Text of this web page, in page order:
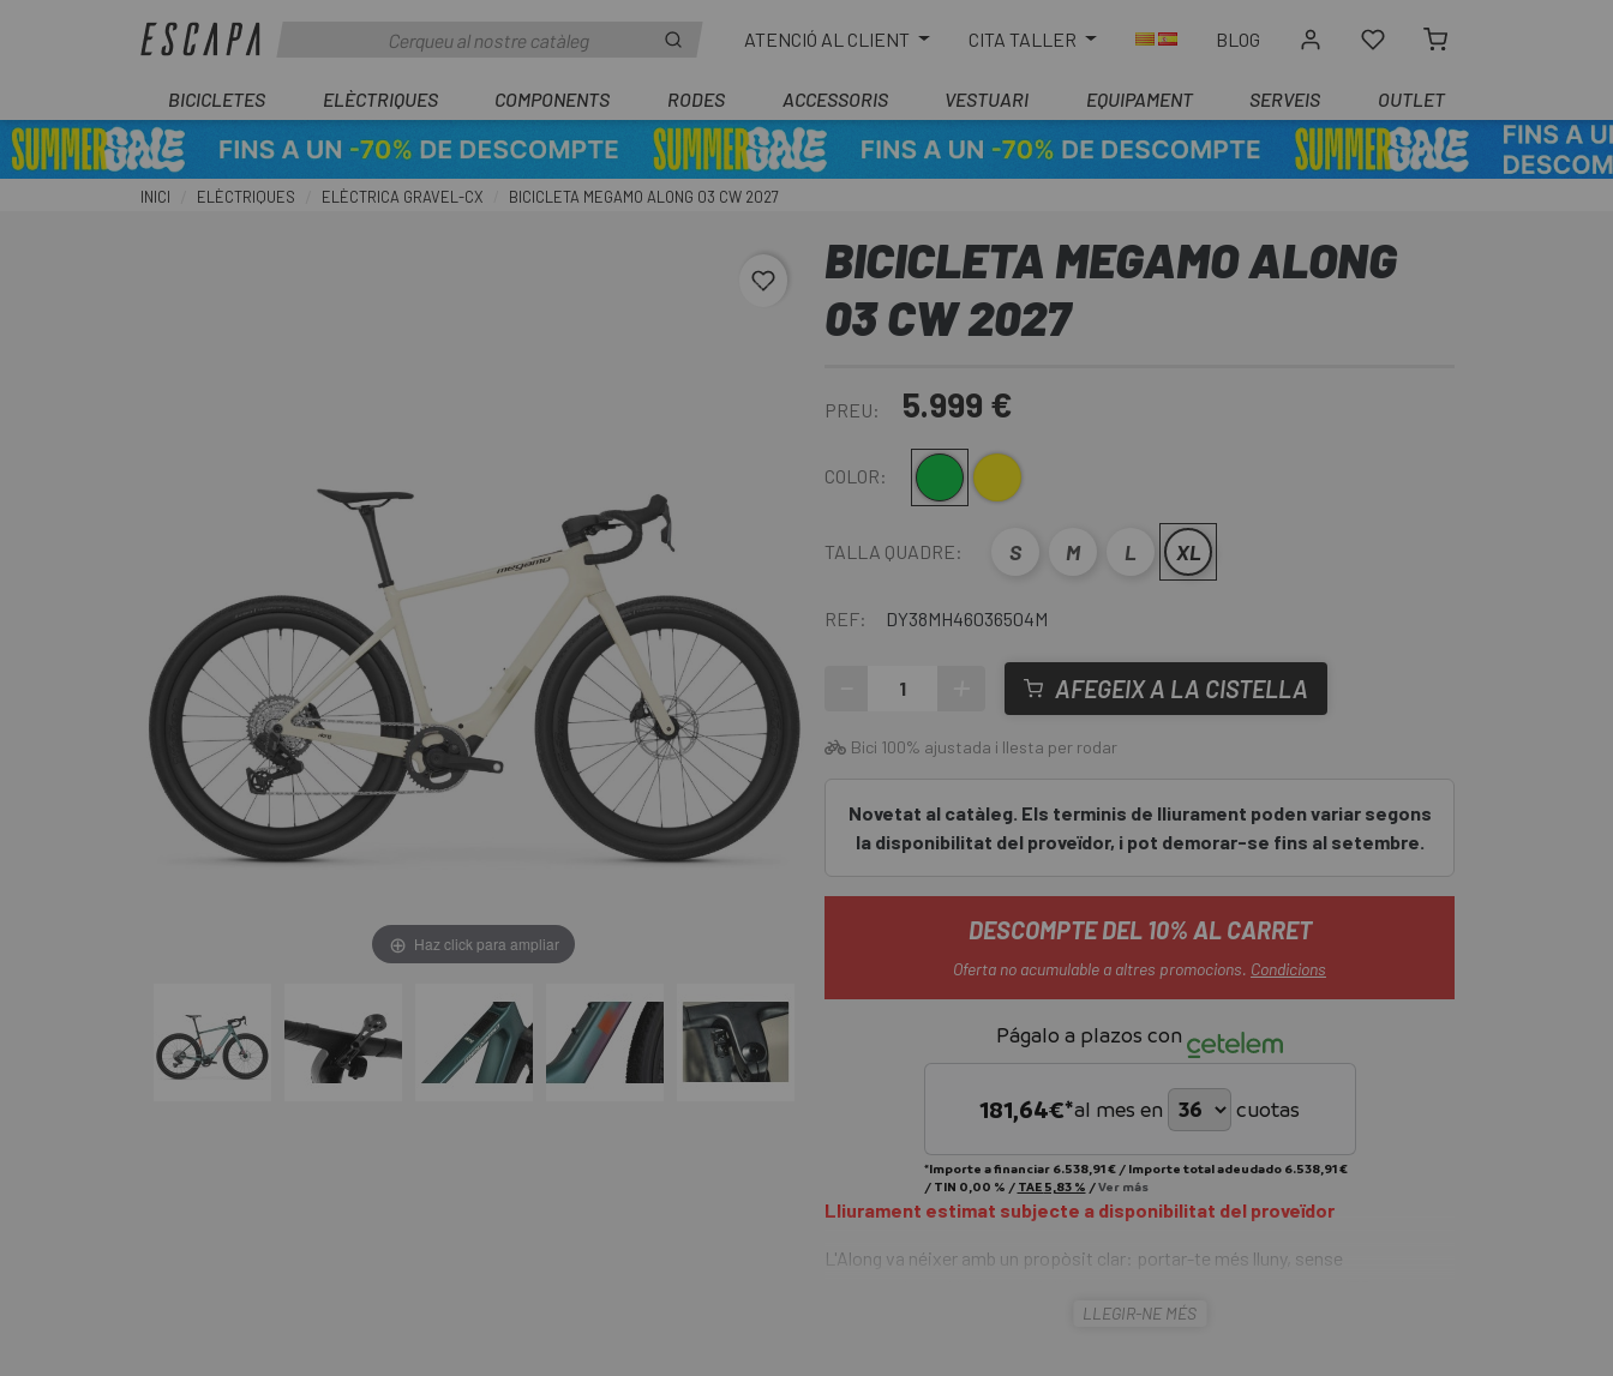
ATENCIÓ AL CLIENT CITA TALLER BLOG
BICICLETES ELÈCTRIQUES COMPONENTS RODES ACCESSORIS VESTUARI EQUIPAMENT SERVEIS OUTLET
INICI ELÈCTRIQUES ELÈCTRICA GRAVEL-CX BICICLETA MEGAMO ALONG 03 CW 2027
favorite_border
Haz click para ampliar
BICICLETA MEGAMO ALONG
03 CW 2027
PREU: 5.999 €
COLOR:Verde-NaranjaArena
TALLA QUADRE: S M L XL
REF: DY38MH46036504M
AFEGEIX A LA CISTELLA
Bici 100% ajustada i llesta per rodar
Novetat al catàleg. Els terminis de lliurament poden variar segons
la disponibilitat del proveïdor, i pot demorar-se fins al setembre.
DESCOMPTE DEL 10% AL CARRET
Oferta no acumulable a altres promocions. Condicions
Págalo a plazos con
181,64€*al mes en cuotas
*Importe a financiar 6.538,91 € / Importe total adeudado 6.538,91 €
/ TIN 0,00 % / TAE 5,83 % /Ver más
Lliurament estimat subjecte a disponibilitat del proveïdor
L'Along va néixer amb un propòsit clar: portar-te més lluny, sense
Bicicleta Megamo Along 03 CW 2027
LLEGIR-NE MÉS